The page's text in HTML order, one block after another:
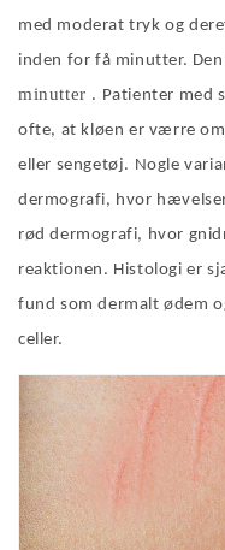
med moderat tryk og
inden for få minutter.
minutter . Patienter med
ofte, at kløen er værre
eller sengetøj. Nogle
dermografi, hvor
rød dermografi, hvor
reaktionen. Histologi er
fund som dermalt ødem
celler.